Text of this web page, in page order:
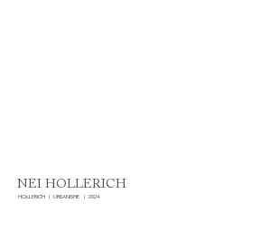
NEI HOLLERICH
HOLLERICH | URBANISME | 2024